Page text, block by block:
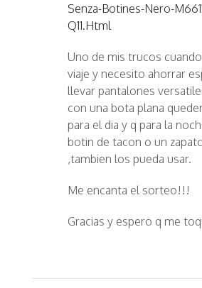
Senza-Botines-Nero-
Q11.html
Uno de mis trucos
viaje y necesito ahorrar
llevar pantalones
con una bota plana
para el dia y q para la
botin de tacon o un
,tambien los pueda usar.
Me encanta el sorteo!!!
Gracias y espero q me